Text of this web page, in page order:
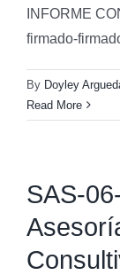
INFORME
firmado-
By Doyley
Read More
SAS-